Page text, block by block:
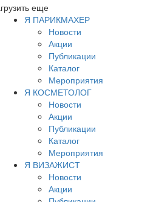
еще
Я ПАРИКМАХЕР
Новости
Акции
Публикации
Каталог
Мероприятия
Я КОСМЕТОЛОГ
Новости
Акции
Публикации
Каталог
Мероприятия
Я ВИЗАЖИСТ
Новости
Акции